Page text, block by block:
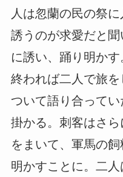
人は忽蘭の民の祭
誘うのが求愛だと
に誘い、踊り明か
終われば二人で旅
ついて語り合って
掛かる。刺客はさ
をまいて、軍馬の
明かすことに。二